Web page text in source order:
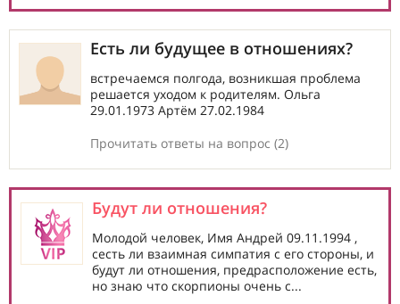
Есть ли будущее в отношениях?
встречаемся полгода, возникшая проблема
решается уходом к родителям. Ольга
29.01.1973 Артём 27.02.1984
Прочитать ответы на вопрос (2)
Будут ли отношения?
Молодой человек, Имя Андрей 09.11.1994 ,
сесть ли взаимная симпатия с его стороны, и
будут ли отношения, предрасположение есть,
но знаю что скорпионы очень с...